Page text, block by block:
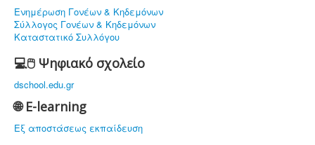
Ενημέρωση Γονέων & Κηδεμόνων
Σύλλογος Γονέων & Κηδεμόνων
Καταστατικό Συλλόγου
💻🖱️ Ψηφιακό σχολείο
dschool.edu.gr
🌐 E-learning
Εξ αποστάσεως εκπαίδευση